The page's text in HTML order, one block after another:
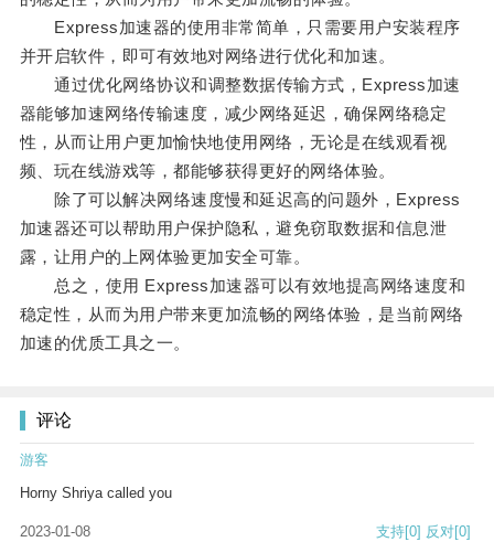
Express加速器的使用非常简单，只需要用户安装程序
并开启软件，即可有效地对网络进行优化和加速。
通过优化网络协议和调整数据传输方式，Express加速
器能够加速网络传输速度，减少网络延迟，确保网络稳定
性，从而让用户更加愉快地使用网络，无论是在线观看视
频、玩在线游戏等，都能够获得更好的网络体验。
除了可以解决网络速度慢和延迟高的问题外，Express
加速器还可以帮助用户保护隐私，避免窃取数据和信息泄
露，让用户的上网体验更加安全可靠。
总之，使用 Express加速器可以有效地提高网络速度和
稳定性，从而为用户带来更加流畅的网络体验，是当前网络
加速的优质工具之一。
评论
游客
Horny Shriya called you
2023-01-08 支持[0] 反对[0]